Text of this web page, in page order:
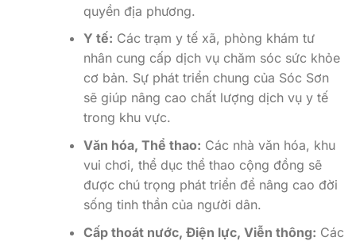
quyền địa phương.
Y tế: Các trạm y tế xã, phòng khám tư
nhân cung cấp dịch vụ chăm sóc sức khỏe
cơ bản. Sự phát triển chung của Sóc Sơn
sẽ giúp nâng cao chất lượng dịch vụ y tế
trong khu vực.
Văn hóa, Thể thao: Các nhà văn hóa, khu
vui chơi, thể dục thể thao cộng đồng sẽ
được chú trọng phát triển để nâng cao đời
sống tinh thần của người dân.
Cấp thoát nước, Điện lực, Viễn thông: Các